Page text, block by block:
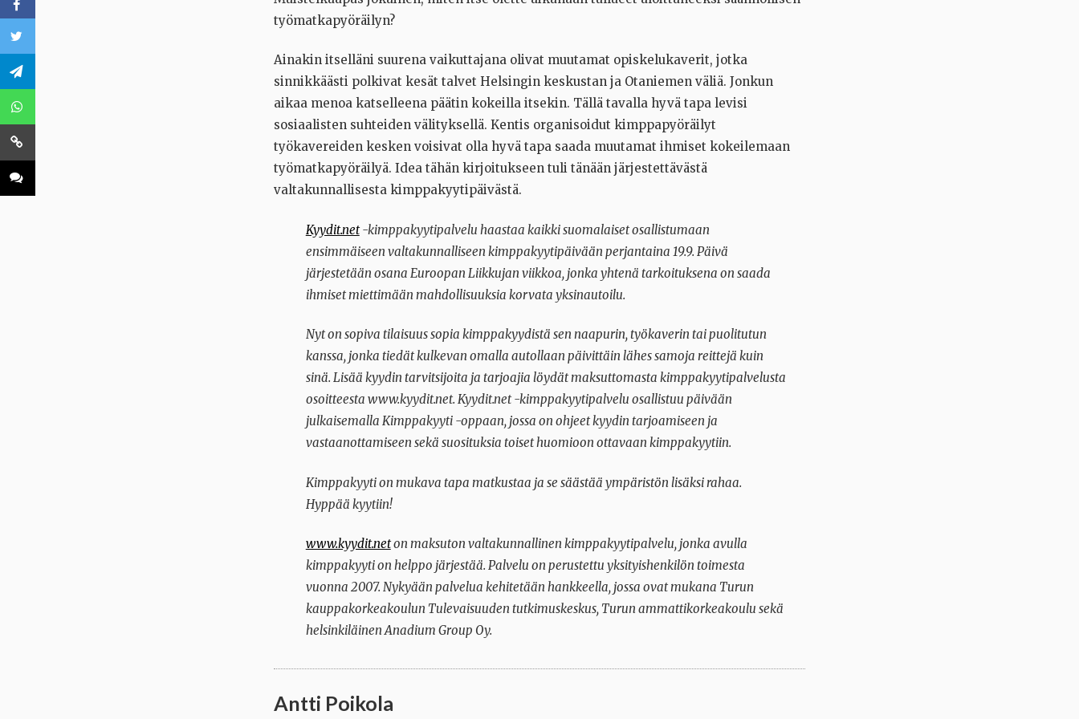
työmatkapyöräilyn?
Ainakin itselläni suurena vaikuttajana olivat muutamat opiskelukaverit, jotka
sinnikkäästi polkivat kesät talvet Helsingin keskustan ja Otaniemen väliä. Jonkun
aikaa menoa katselleena päätin kokeilla itsekin. Tällä tavalla hyvä tapa levisi
sosiaalisten suhteiden välityksellä. Kentis organisoidut kimppapyöräilyt
työkavereiden kesken voisivat olla hyvä tapa saada muutamat ihmiset kokeilemaan
työmatkapyöräilyä. Idea tähän kirjoitukseen tuli tänään järjestettävästä
valtakunnallisesta kimppakyytipäivästä.
Kyydit.net-kimppakyytipalvelu haastaa kaikki suomalaiset osallistumaan
ensimmäiseen valtakunnalliseen kimppakyytipäivään perjantaina 19.9. Päivä
järjestetään osana Euroopan Liikkujan viikkoa, jonka yhtenä tarkoituksena on saada
ihmiset miettimään mahdollisuuksia korvata yksinautoilu.
Nyt on sopiva tilaisuus sopia kimppakyydistä sen naapurin, työkaverin tai puolitutun
kanssa, jonka tiedät kulkevan omalla autollaan päivittäin lähes samoja reittejä kuin
sinä. Lisää kyydin tarvitsijoita ja tarjoajia löydät maksuttomasta kimppakyytipalvelusta
osoitteesta www.kyydit.net. Kyydit.net -kimppakyytipalvelu osallistuu päivään
julkaisemalla Kimppakyyti -oppaan, jossa on ohjeet kyydin tarjoamiseen ja
vastaanottamiseen sekä suosituksia toiset huomioon ottavaan kimppakyytiin.
Kimppakyyti on mukava tapa matkustaa ja se säästää ympäristön lisäksi rahaa.
Hyppää kyytiin!
www.kyydit.neton maksuton valtakunnallinen kimppakyytipalvelu, jonka avulla
kimppakyyti on helppo järjestää. Palvelu on perustettu yksityishenkilön toimesta
vuonna 2007. Nykyään palvelua kehitetään hankkeella, jossa ovat mukana Turun
kauppakorkeakoulun Tulevaisuuden tutkimuskeskus, Turun ammattikorkeakoulu sekä
helsinkiläinen Anadium Group Oy.
Antti Poikola